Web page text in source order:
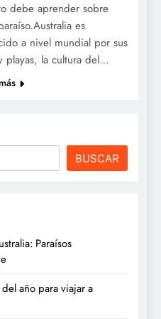
debe aprender sobre
es
a nivel mundial por sus
playas, la cultura del…
BUSCAR
Paraísos
año para viajar a